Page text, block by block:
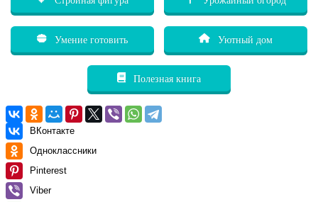
Умение готовить Уютный дом
Полезная книга
ВКонтакте
Одноклассники
Pinterest
Viber